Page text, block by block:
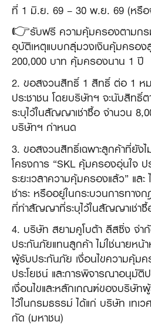
ที่ 1 มิ.ย. 69 – 30 พ.ย. 69 (หรือ
👉รับฟรี ความคุ้มครองตามกร
อุบัติเหตุแบบกลุ่มวงเงินคุ้มครอ
200,000 บาท คุ้มครองนาน 1 ปี
2. ขอสงวนสิทธิ์ 1 สิทธิ์ ต่อ 1 ห
ประชาชน โดยบริษัทฯ จะนับสิท
ระบุไว้ในสัญญาเช่าซื้อ จำนวน
บริษัทฯ กำหนด
3. ขอสงวนสิทธิ์เฉพาะลูกค้าที่ยังไ
โครงการ “SKL คุ้มครองอุ่นใจ
ระยะเวลาความคุ้มครองแล้ว” แ
ชำระ หรืออยู่ในกระบวนการทา
ที่ทำสัญญาที่ระบุไว้ในสัญญาเช่า
4. บริษัท สยามคูโบต้า ลีสซิ่ง จำกั
ประกันภัยแทนลูกค้า ไม่ใช่นายห
ผู้รับประกันภัย เงื่อนไขความคุ้ม
ประโยชน์ และการพิจารณาอนุมัติ
เงื่อนไขและหลักเกณฑ์ของบริษั
ไว้ในกรมธรรม์ ได้แก่ บริษัท เทเ
กัด (มหาชน)